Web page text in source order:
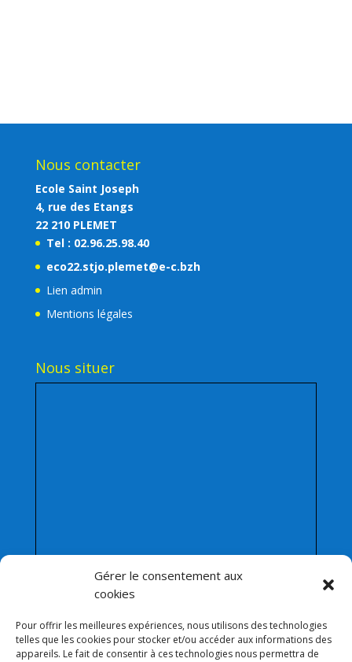
Gérer le consentement aux
cookies
Pour offrir les meilleures expériences, nous utilisons des technologies
telles que les cookies pour stocker et/ou accéder aux informations des
appareils. Le fait de consentir à ces technologies nous permettra de
Nous contacter
Ecole Saint Joseph
4, rue des Etangs
22 210 PLEMET
Tel : 02.96.25.98.40
eco22.stjo.plemet@e-c.bzh
Lien admin
Mentions légales
Nous situer